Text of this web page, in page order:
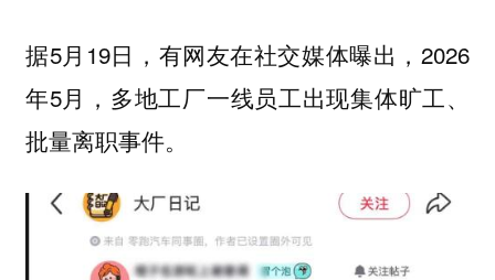
据5月19日，有网友在社交媒体曝出，2026
年5月， 多地工厂一线员工出现集体旷工、
批量离职事件。